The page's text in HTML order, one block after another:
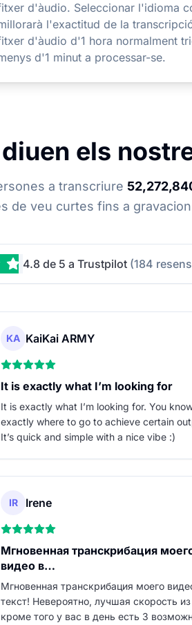
d'àudio. Seleccionar l'idioma
l'exactitud de la
d'àudio d'1 hora normalment
d'1 minut a processar-se.
els
a transcriure
de veu curtes fins a
4.8 de 5 a Trustpilot (184
KA KaiKai ARMY
It is exactly what I’m looking for
It is exactly what I’m looking for. You
exactly where to go to achieve certain
It’s quick and simple with a nice vibe :)
IR Irene
Мгновенная транскрибация
видео в…
Мгновенная транскрибация моего
текст! Невероятно, лучшая скорость
кроме того у вас в день есть 3